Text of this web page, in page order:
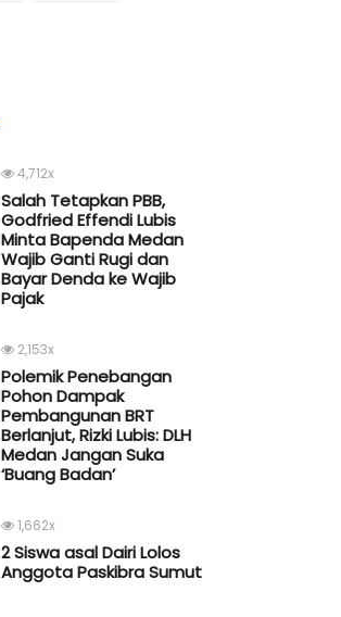
4,712x
Salah Tetapkan PBB,
Godfried Effendi Lubis
Minta Bapenda Medan
Wajib Ganti Rugi dan
Bayar Denda ke Wajib
Pajak
2,153x
Polemik Penebangan
Pohon Dampak
Pembangunan BRT
Berlanjut, Rizki Lubis: DLH
Medan Jangan Suka
‘Buang Badan’
1,662x
2 Siswa asal Dairi Lolos
Anggota Paskibra Sumut